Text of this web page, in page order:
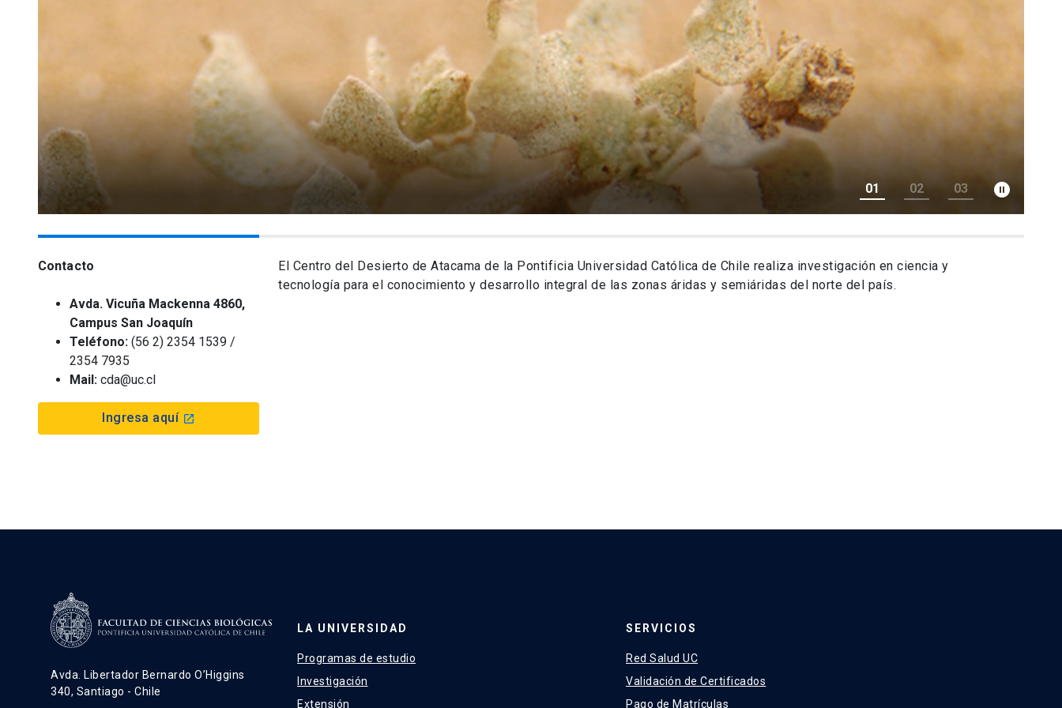
01 02 03 pause_circle_filled
Contacto
Avda. Vicuña Mackenna 4860,
Campus San Joaquín
Teléfono: (56 2) 2354 1539 /
2354 7935
Mail: cda@uc.cl
Ingresa aquí launch
El Centro del Desierto de Atacama de la Pontificia Universidad Católica de Chile realiza investigación en ciencia y
tecnología para el conocimiento y desarrollo integral de las zonas áridas y semiáridas del norte del país.
Avda. Libertador Bernardo O’Higgins
340, Santiago - Chile
LA UNIVERSIDAD
Programas de estudio
Investigación
Extensión
SERVICIOS
Red Salud UC
Validación de Certificados
Pago de Matrículas